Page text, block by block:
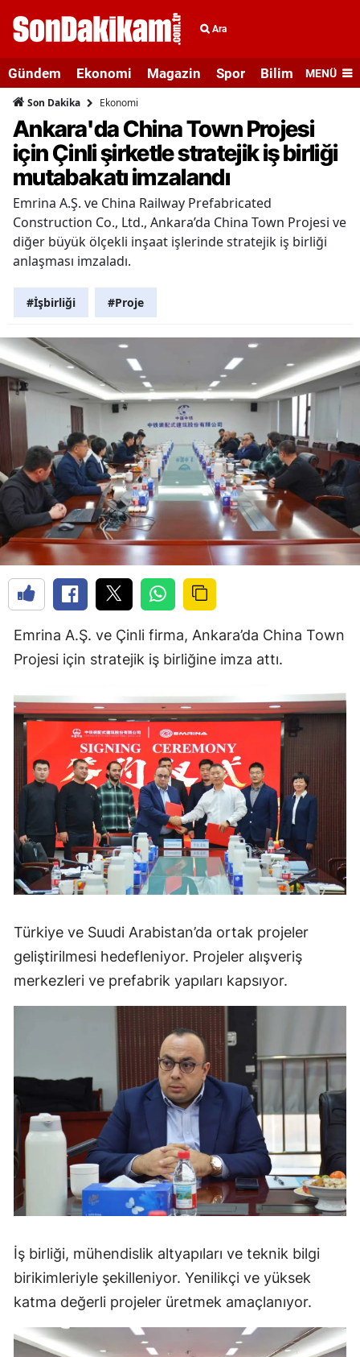
Ara
Gündem Ekonomi Magazin Spor Bilim veMENÜ
Son Dakika Ekonomi
Ankara'da China Town Projesi
için Çinli şirketle stratejik iş birliği
mutabakatı imzalandı
Emrina A.Ş. ve China Railway Prefabricated
Construction Co., Ltd., Ankara’da China Town Projesi ve
diğer büyük ölçekli inşaat işlerinde stratejik iş birliği
anlaşması imzaladı.
#İşbirliği #Proje
Emrina A.Ş. ve Çinli firma, Ankara’da China Town
Projesi için stratejik iş birliğine imza attı.
Türkiye ve Suudi Arabistan’da ortak projeler
geliştirilmesi hedefleniyor. Projeler alışveriş
merkezleri ve prefabrik yapıları kapsıyor.
İş birliği, mühendislik altyapıları ve teknik bilgi
birikimleriyle şekilleniyor. Yenilikçi ve yüksek
katma değerli projeler üretmek amaçlanıyor.